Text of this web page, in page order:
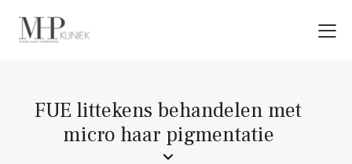
FUE littekens behandelen met
micro haar pigmentatie